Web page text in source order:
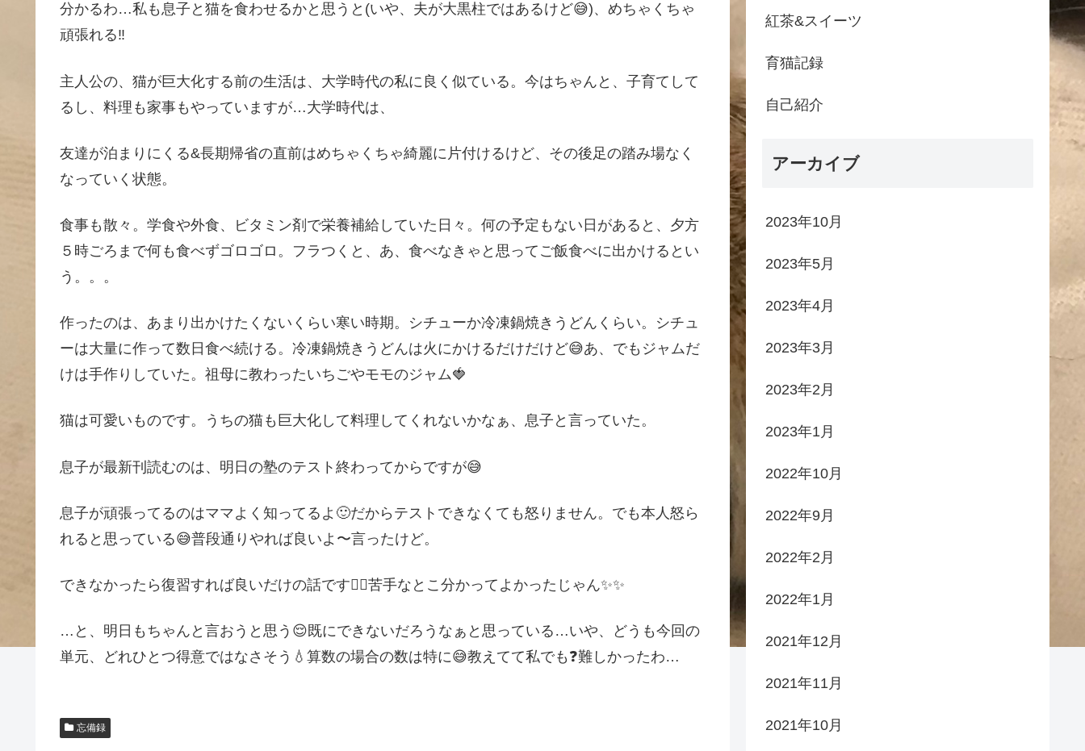
分かるわ…私も息子と猫を食わせるかと思うと(いや、夫が大黒柱ではあるけど😅)、めちゃくちゃ
頑張れる‼️
主人公の、猫が巨大化する前の生活は、大学時代の私に良く似ている。今はちゃんと、子育てして
るし、料理も家事もやっていますが…大学時代は、
友達が泊まりにくる&長期帰省の直前はめちゃくちゃ綺麗に片付けるけど、その後足の踏み場なく
なっていく状態。
食事も散々。学食や外食、ビタミン剤で栄養補給していた日々。何の予定もない日があると、夕方
５時ごろまで何も食べずゴロゴロ。フラつくと、あ、食べなきゃと思ってご飯食べに出かけるとい
う。。。
作ったのは、あまり出かけたくないくらい寒い時期。シチューか冷凍鍋焼きうどんくらい。シチュ
ーは大量に作って数日食べ続ける。冷凍鍋焼きうどんは火にかけるだけだけど😅あ、でもジャムだ
けは手作りしていた。祖母に教わったいちごやモモのジャム🍓
猫は可愛いものです。うちの猫も巨大化して料理してくれないかなぁ、息子と言っていた。
息子が最新刊読むのは、明日の塾のテスト終わってからですが😅
息子が頑張ってるのはママよく知ってるよ🙂だからテストできなくても怒りません。でも本人怒ら
れると思っている😅普段通りやれば良いよ〜言ったけど。
できなかったら復習すれば良いだけの話です👍🏻苦手なとこ分かってよかったじゃん✨✨
…と、明日もちゃんと言おうと思う😌既にできないだろうなぁと思っている…いや、どうも今回の
単元、どれひとつ得意ではなさそう💧算数の場合の数は特に😅教えてて私でも❓難しかったわ…
忘備録
紅茶&スイーツ
育猫記録
自己紹介
アーカイブ
2023年10月
2023年5月
2023年4月
2023年3月
2023年2月
2023年1月
2022年10月
2022年9月
2022年2月
2022年1月
2021年12月
2021年11月
2021年10月